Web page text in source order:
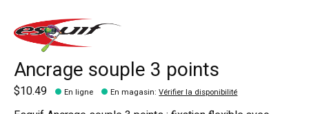
Ancrage souple 3 points
$10.49 En ligne En magasin:Vérifier la disponibilité